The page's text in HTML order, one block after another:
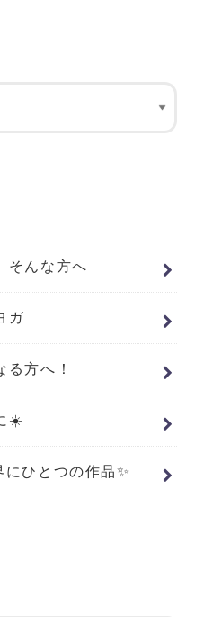
そんな方へ
ガ
る方へ！
☀️
ひとつの作品✨